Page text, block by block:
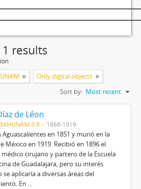
results
Only digital objects
Sort by: Most recent
de Léon
3.9 1868-1919
Aguascalientes en 1851 y murió en la
México en 1919. Recibió en 1896 el
cirujano y partero de la Escuela
de Guadalajara, pero su interés
se aplicaría a diversas áreas del
En ...